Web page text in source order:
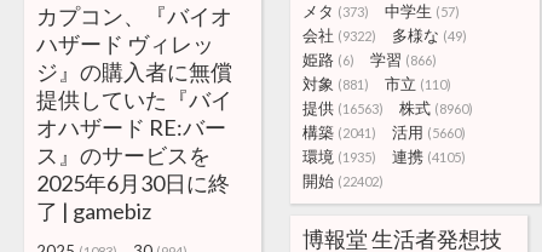
メタ (373) 中学生 (57)
会社 (9322) 多様な (49)
姫路 (6) 学習 (866)
対象 (881) 市立 (110)
提供 (16563) 株式 (8960)
構築 (2041) 活用 (5660)
環境 (1935) 連携 (4105)
開始 (22402)
カプコン、『バイオ
ハザード ヴィレッ
ジ』の購入者に無償
提供していた『バイ
オハザード RE:バー
ス』のサービスを
2025年6月30日に終
了 | gamebiz
博報堂 生活者発想技